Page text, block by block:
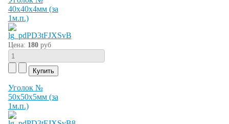
40х40х4мм (за
1м.п.)
Цена: 180руб
Уголок №
50х50х5мм (за
1м.п.)